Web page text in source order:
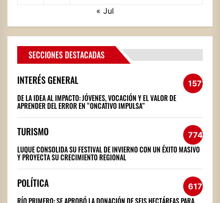
« Jul
SECCIONES DESTACADAS
INTERÉS GENERAL 1572
DE LA IDEA AL IMPACTO: JÓVENES, VOCACIÓN Y EL VALOR DE
APRENDER DEL ERROR EN “ONCATIVO IMPULSA”
TURISMO 774
LUQUE CONSOLIDA SU FESTIVAL DE INVIERNO CON UN ÉXITO MASIVO
Y PROYECTA SU CRECIMIENTO REGIONAL
POLÍTICA 617